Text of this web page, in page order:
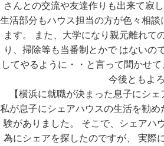
さんとの交流や友達作りも出来て寂
生活部分もハウス担当の方が色々相
ます。 また、大学になり親元離れて
り、掃除等も当番制とかで はないの
してやるように・・と言って聞かせ
今後ともよ
【横浜に就職が決まった息子にシ
私が息子にシェアハウスの生活を勧
験がありました。 そこで、シェアハ
為にシェアを探したのですが、 実際